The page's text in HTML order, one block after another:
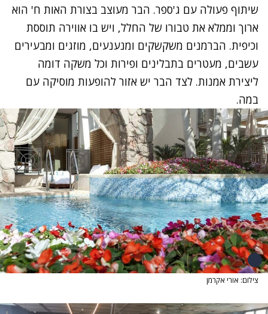
שיתוף פעולה עם ג'ספר. הבר מעוצב בצורת האות ח' הוא
ארוך וממלא את טבורו של החלל, ויש בו אווירה תוססת
וכיפית. הברמנים משקשקים ומנענעים, מוזגים ומבעירים
עשבים, מעטרים בתבלינים ופירות וכל משקה דומה
ליצירת אמנות. לצד הבר יש אזור להופעות מוסיקה עם
במה.
צילום: אורי אקרמן